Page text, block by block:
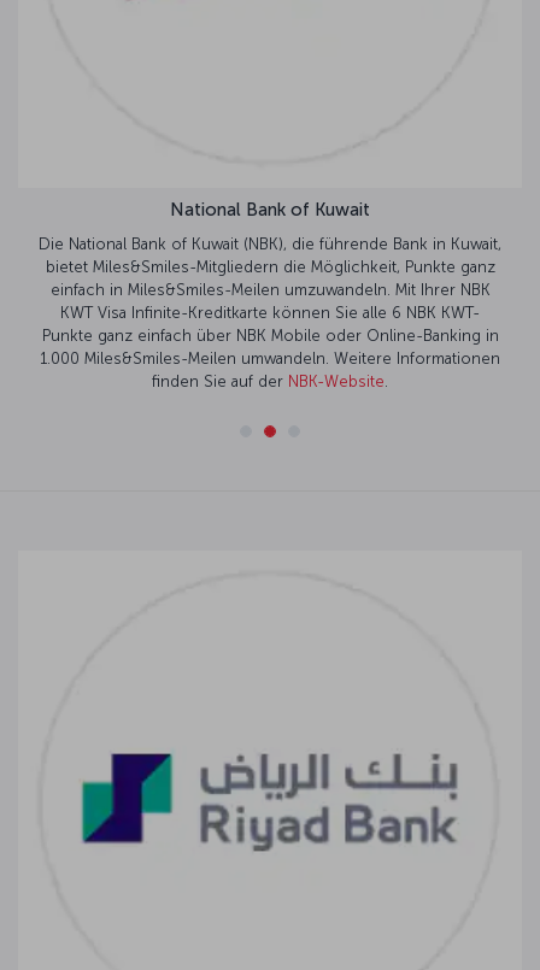
National Bank of Kuwait
Die National Bank of Kuwait (NBK), die führende Bank in Kuwait,
bietet Miles&Smiles-Mitgliedern die Möglichkeit, Punkte ganz
einfach in Miles&Smiles-Meilen umzuwandeln. Mit Ihrer NBK
KWT Visa Infinite-Kreditkarte können Sie alle 6 NBK KWT-
Punkte ganz einfach über NBK Mobile oder Online-Banking in
1.000 Miles&Smiles-Meilen umwandeln. Weitere Informationen
finden Sie auf der NBK-Website